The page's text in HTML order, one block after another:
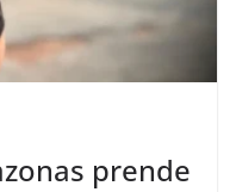
prende